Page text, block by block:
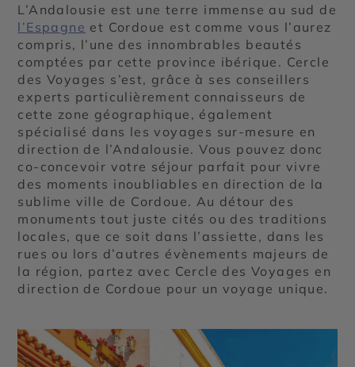
L’Andalousie est une terre immense au sud de
l’Espagne et Cordoue est comme vous l’aurez
compris, l’une des innombrables beautés
comptées par cette province ibérique. Cercle
des Voyages s’est, grâce à ses conseillers
experts particulièrement connaisseurs de
cette zone géographique, également
spécialisé dans les voyages sur-mesure en
direction de l’Andalousie. Vous pouvez donc
co-concevoir votre séjour parfait pour vivre
des moments inoubliables en direction de la
sublime ville de Cordoue. Au détour des
monuments tout juste cités ou des traditions
locales, que ce soit dans l’assiette, dans les
rues ou lors d’autres évènements majeurs de
la région, partez avec Cercle des Voyages en
direction de Cordoue pour un voyage unique.